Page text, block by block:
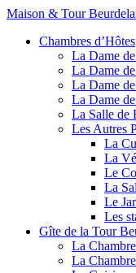
Maison & Tour
Chambres d’Hôtes
La Dame
La Dame
La Dame
La Dame
La Salle de
Les Autres
La
La
Le
La
Le
Les
Gîte de la Tour
La
La